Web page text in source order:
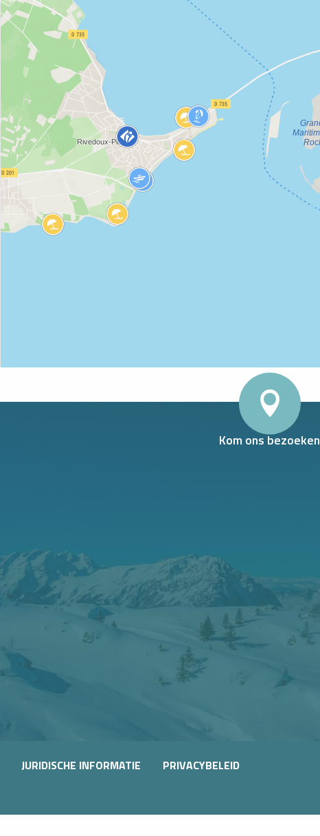
Kom ons bezoeken
JURIDISCHE INFORMATIE PRIVACYBELEID